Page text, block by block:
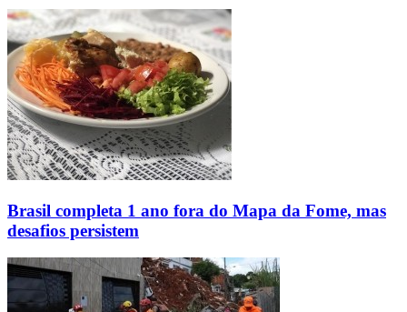
Brasil completa 1 ano fora do Mapa da Fome, mas
desafios persistem